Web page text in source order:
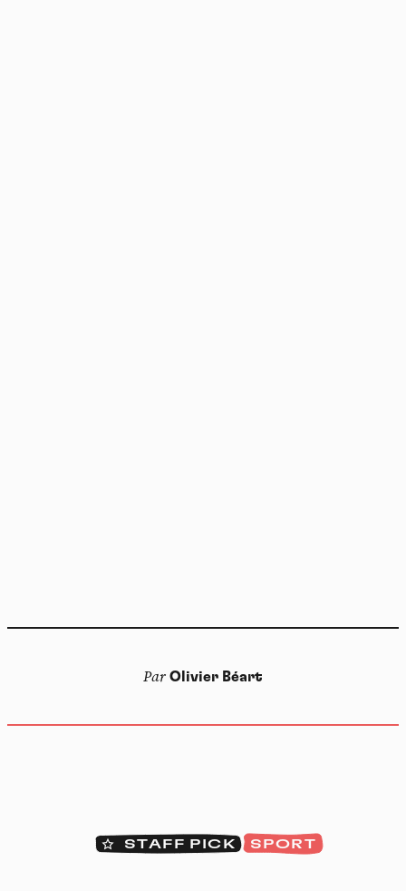
Par Olivier Béart
STAFF PICK SPORT
Politique de confidentialité